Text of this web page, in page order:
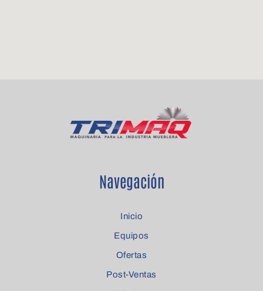
Navegación
Inicio
Equipos
Ofertas
Post-Ventas